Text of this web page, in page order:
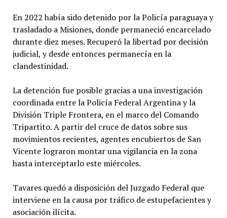
En 2022 había sido detenido por la Policía paraguaya y
trasladado a Misiones, donde permaneció encarcelado
durante diez meses. Recuperó la libertad por decisión
judicial, y desde entonces permanecía en la
clandestinidad.
La detención fue posible gracias a una investigación
coordinada entre la Policía Federal Argentina y la
División Triple Frontera, en el marco del Comando
Tripartito. A partir del cruce de datos sobre sus
movimientos recientes, agentes encubiertos de San
Vicente lograron montar una vigilancia en la zona
hasta interceptarlo este miércoles.
Tavares quedó a disposición del Juzgado Federal que
interviene en la causa por tráfico de estupefacientes y
asociación ilícita.